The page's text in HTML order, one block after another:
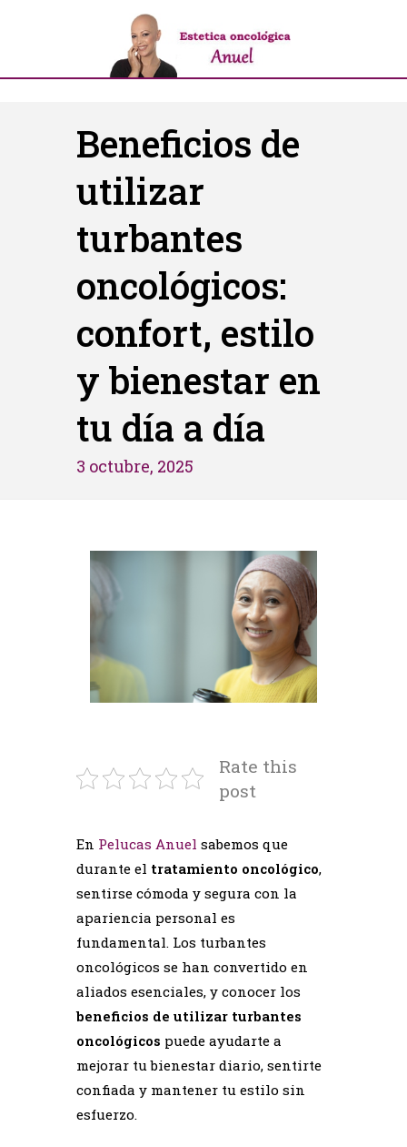
Beneficios de
utilizar
turbantes
oncológicos:
confort, estilo
y bienestar en
tu día a día
3 octubre, 2025
Rate this
post
En Pelucas Anuel sabemos que
durante el tratamiento oncológico,
sentirse cómoda y segura con la
apariencia personal es
fundamental. Los turbantes
oncológicos se han convertido en
aliados esenciales, y conocer los
beneficios de utilizar turbantes
oncológicos puede ayudarte a
mejorar tu bienestar diario, sentirte
confiada y mantener tu estilo sin
esfuerzo.